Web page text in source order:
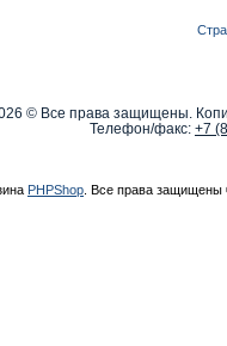
© Все права защищены.
Телефон/факс: +7
PHPShop . Все права защищены